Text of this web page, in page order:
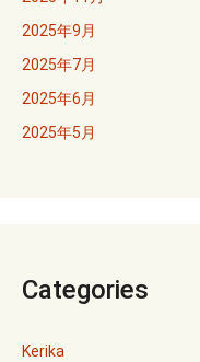
2025年9月
2025年7月
2025年6月
2025年5月
Categories
Kerika